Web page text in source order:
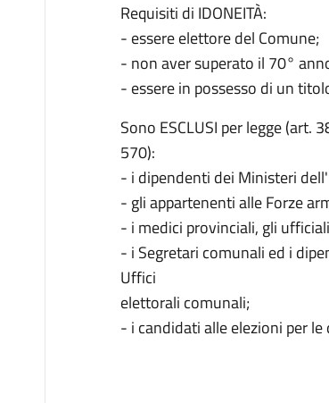
Requisiti di IDONEITÀ:
- essere elettore del Comune;
- non aver superato il 70°
- essere in possesso di un
Sono ESCLUSI per legge (art.
570):
- i dipendenti dei Ministeri
- gli appartenenti alle Forze
- i medici provinciali, gli
- i Segretari comunali ed i
Uffici
elettorali comunali;
- i candidati alle elezioni per